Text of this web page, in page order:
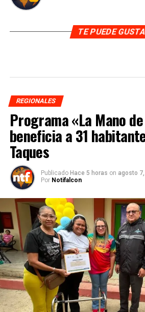
TE PUEDE
REGIONALES
Programa «La Mano
beneficia a 31
Taques
Publicado Hace 5 horas on agosto
Por Notifalcon